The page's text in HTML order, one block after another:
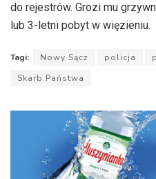
do rejestrów. Grozi mu
lub 3-letni pobyt w więzieniu.
Tagi: Nowy Sącz policja
Skarb Państwa